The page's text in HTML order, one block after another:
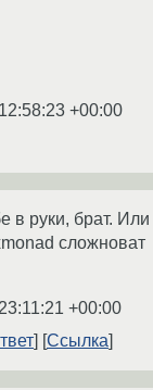
+00:00
в руки, брат. Или
сложноват
+00:00
Ссылка